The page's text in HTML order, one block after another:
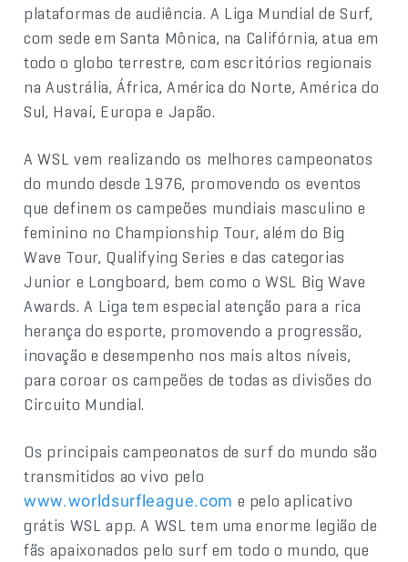
plataformas de audiência. A Liga Mundial de Surf,
com sede em Santa Mônica, na Califórnia, atua em
todo o globo terrestre, com escritórios regionais
na Austrália, África, América do Norte, América do
Sul, Havaí, Europa e Japão.
A WSL vem realizando os melhores campeonatos
do mundo desde 1976, promovendo os eventos
que definem os campeões mundiais masculino e
feminino no Championship Tour, além do Big
Wave Tour, Qualifying Series e das categorias
Junior e Longboard, bem como o WSL Big Wave
Awards. A Liga tem especial atenção para a rica
herança do esporte, promovendo a progressão,
inovação e desempenho nos mais altos níveis,
para coroar os campeões de todas as divisões do
Circuito Mundial.
Os principais campeonatos de surf do mundo são
transmitidos ao vivo pelo
www.worldsurfleague.com e pelo aplicativo
grátis WSL app. A WSL tem uma enorme legião de
fãs apaixonados pelo surf em todo o mundo, que